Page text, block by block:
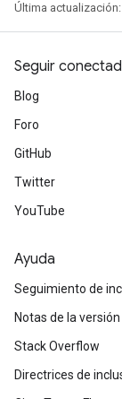
Última actualización:
Seguir
Blog
Foro
GitHub
Twitter
YouTube
Ayuda
Seguimiento de
Notas de la versión
Stack Overflow
Directrices de